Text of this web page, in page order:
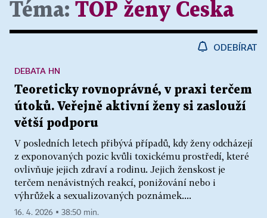
Téma: TOP ženy Česka
ODEBÍRAT
Teoreticky rovnoprávné, v praxi terčem
útoků. Veřejně aktivní ženy si zaslouží
větší podporu
V posledních letech přibývá případů, kdy ženy odcházejí
z exponovaných pozic kvůli toxickému prostředí, které
ovlivňuje jejich zdraví a rodinu. Jejich ženskost je
terčem nenávistných reakcí, ponižování nebo i
výhrůžek a sexualizovaných poznámek....
DEBATA HN
16. 4. 2026 ▪ 38:50 min.